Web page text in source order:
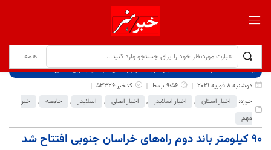
برگ نخست نوشته‌ها
۹۰ کیلومتر باند دوم راه‌های خراسان جنوبی افتتاح شد
دوشنبه 8 فوریه 2021
9:56 ب.ظ
کدخبر:53326
حوزه:
اخبار استان , اخبار اسلایدر , اخبار اصلی , اسلایدر , جامعه ,
خبر
مهم
۹۰ کیلومتر باند دوم راه‌های خراسان جنوبی افتتاح شد